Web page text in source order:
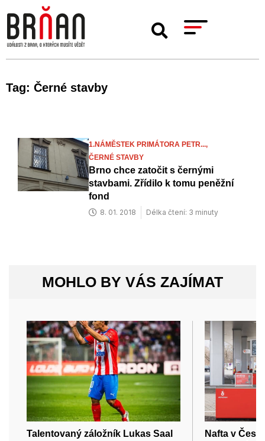
Tag: Černé stavby
1.NÁMĚSTEK PRIMÁTORA PETR...,
ČERNÉ STAVBY
Brno chce zatočit s černými
stavbami. Zřídilo k tomu peněžní
fond
8. 01. 2018 Délka čtení: 3 minuty
MOHLO BY VÁS ZAJÍMAT
Talentovaný záložník Lukas Saal
Nafta v